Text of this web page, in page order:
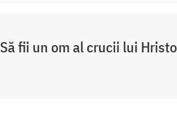
Să fii un om al crucii lui